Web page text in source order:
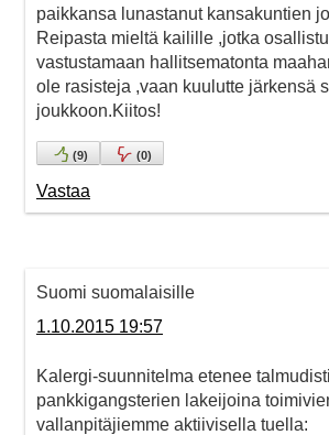
paikkansa lunastanut kansakuntien
Reipasta mieltä kailille ,jotka
vastustamaan hallitsematonta
ole rasisteja ,vaan kuulutte järkensä
joukkoon.Kiitos!
(9) (0)
Vastaa
Suomi suomalaisille
1.10.2015 19:57
Kalergi-suunnitelma etenee
pankkigangsterien lakeijoina
vallanpitäjiemme aktiivisella tuella: